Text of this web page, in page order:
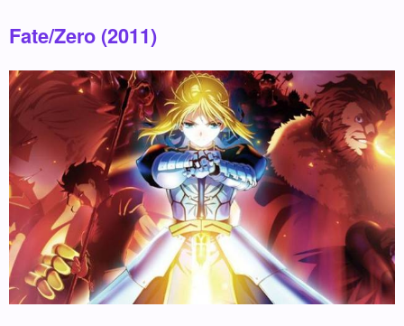
Fate/Zero (2011)